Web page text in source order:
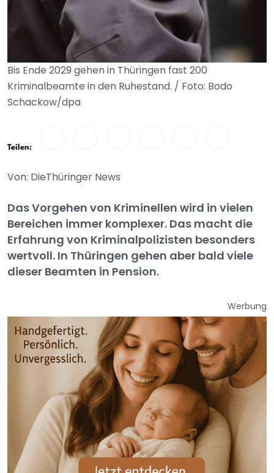
Bis Ende 2029 gehen in Thüringen fast 200
Kriminalbeamte in den Ruhestand. / Foto: Bodo
Schackow/dpa
Teilen:
Von: DieThüringer News
Das Vorgehen von Kriminellen wird in vielen
Bereichen immer komplexer. Das macht die
Erfahrung von Kriminalpolizisten besonders
wertvoll. In Thüringen gehen aber bald viele
dieser Beamten in Pension.
Werbung